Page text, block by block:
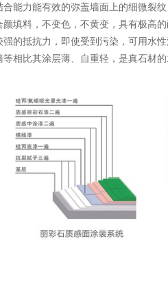
能力能有效的弥盖墙面上的细微裂纹
填料，不变色，不黄变，具有极高的
的抵抗力，即使受到污染，可用水性
相比其涂层薄、自重轻，是真石材的